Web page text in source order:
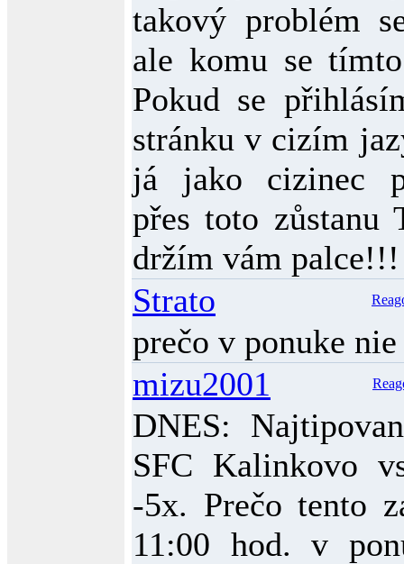
takový problém
ale komu se
Pokud se
stránku v cizím
já jako cizinec
přes toto zůstanu
držím vám
Strato
prečo v ponuke
mizu2001
DNES:
SFC Kalinkovo
-5x. Prečo tento
11:00 hod. v